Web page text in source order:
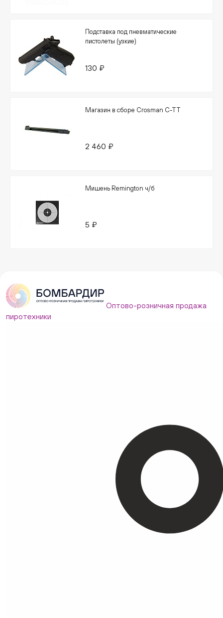
Подставка под пневматические
пистолеты (узкие)
130 ₽
Магазин в сборе Crosman C-TT
2 460 ₽
Мишень Remington ч/б
5 ₽
Оптово-розничная продажа
пиротехники